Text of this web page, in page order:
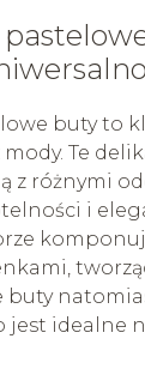
buty to
Te
z różnymi
i
buty
jest idealne